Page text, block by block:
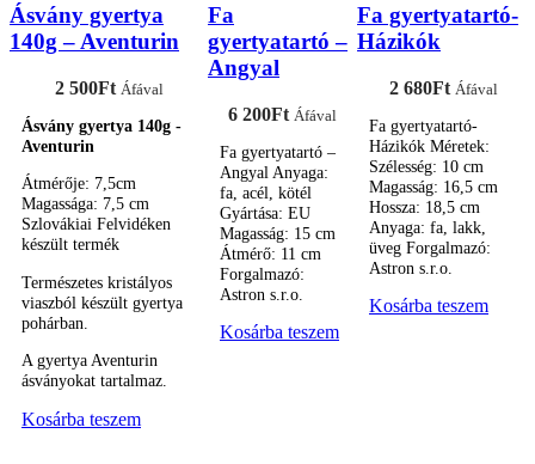
Ásvány gyertya
140g – Aventurin
2 500Ft Áfával
Ásvány gyertya 140g -
Aventurin
Átmérője: 7,5cm
Magassága: 7,5 cm
Szlovákiai Felvidéken
készült termék
Természetes kristályos
viaszból készült gyertya
pohárban.
A gyertya Aventurin
ásványokat tartalmaz.
Kosárba teszem
Fa
gyertyatartó –
Angyal
6 200Ft Áfával
Fa gyertyatartó –
Angyal Anyaga:
fa, acél, kötél
Gyártása: EU
Magasság: 15 cm
Átmérő: 11 cm
Forgalmazó:
Astron s.r.o.
Kosárba teszem
Fa gyertyatartó-
Házikók
2 680Ft Áfával
Fa gyertyatartó-
Házikók Méretek:
Szélesség: 10 cm
Magasság: 16,5 cm
Hossza: 18,5 cm
Anyaga: fa, lakk,
üveg Forgalmazó:
Astron s.r.o.
Kosárba teszem